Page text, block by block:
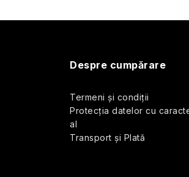
Despre cumpărare
Termeni și condiții
Protecția datelor cu
al
Transport și Plată